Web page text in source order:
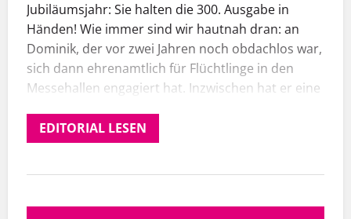
Jubiläumsjahr: Sie halten die 300. Ausgabe in
Händen! Wie immer sind wir hautnah dran: an
Dominik, der vor zwei Jahren noch obdachlos war,
sich dann ehrenamtlich für Flüchtlinge in den
Messehallen engagiert hat. Inzwischen hat er eine
geschrieben.
der Menschen auf der Straße: an dem
EDITORIAL LESEN